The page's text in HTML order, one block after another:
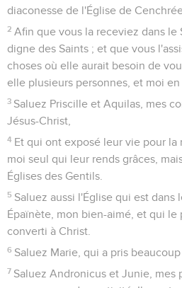
diaconesse de l'Église de
2 Afin que vous la receviez dans le
digne des Saints ; et que vous
choses où elle aurait besoin de
elle plusieurs personnes, et moi en
3 Saluez Priscille et Aquilas, mes
Jésus-Christ,
4 Et qui ont exposé leur vie pour la
moi seul qui leur rends grâces,
Églises des Gentils.
5 Saluez aussi l'Église qui est dans
Épaïnète, mon bien-aimé, et qui le
converti à Christ.
6 Saluez Marie, qui a pris
7 Saluez Andronicus et Junie, mes